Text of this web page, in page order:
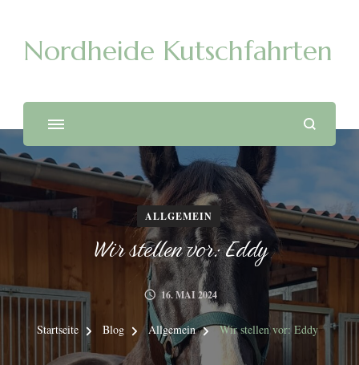
Nordheide Kutschfahrten
ALLGEMEIN
Wir stellen vor: Eddy
16. MAI 2024
Startseite Blog Allgemein Wir stellen vor: Eddy